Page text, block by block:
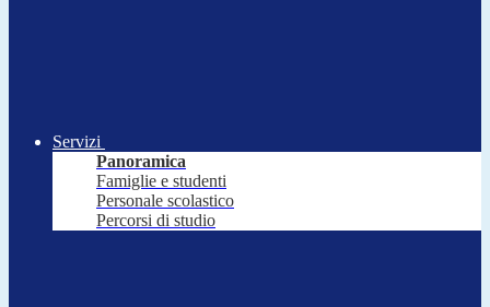
Servizi
Panoramica
Famiglie e studenti
Personale scolastico
Percorsi di studio